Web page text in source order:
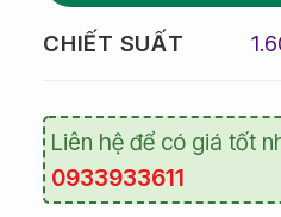
CHIẾT SUẤT
Liên hệ để có giá tốt
0933933611